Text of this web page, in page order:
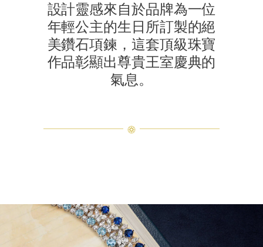
設計靈感來自於品牌為一位
年輕公主的生日所訂製的絕
美鑽石項鍊，這套頂級珠寶
作品彰顯出尊貴王室慶典的
氣息。